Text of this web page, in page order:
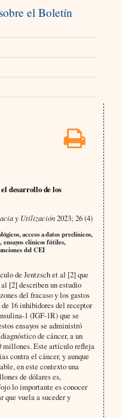
el Boletín
desarrollo de los
y Utilización2023; 26 (4)
acceso a datos preclínicos,
ensayos clínicos fútiles,
del CEI
de Jentzsch et al [2] que
[2] describen un estudio
del fracaso y los gastos
16 inhibidores del receptor
1 (IGF-1R) que se
ensayos se administró
de cáncer, a un
millones. Este artículo refleja
contra el cáncer, y aunque
en este contexto una
de dólares es,
lo importante es conocer
que vuela a suceder y